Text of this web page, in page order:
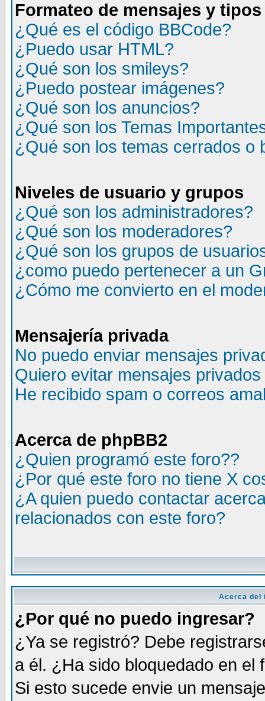
Formateo de mensajes y
¿Qué es el código BBCode?
¿Puedo usar HTML?
¿Qué son los smileys?
¿Puedo postear imágenes?
¿Qué son los anuncios?
¿Qué son los Temas
¿Qué son los temas cerrados o
Niveles de usuario y grupos
¿Qué son los administradores?
¿Qué son los moderadores?
¿Qué son los grupos de
¿como puedo pertenecer a un
¿Cómo me convierto en el
Mensajería privada
No puedo enviar mensajes
Quiero evitar mensajes
He recibido spam o correos
Acerca de phpBB2
¿Quien programó este foro??
¿Por qué este foro no tiene X
¿A quien puedo contactar
relacionados con este foro?
Acerca del
¿Por qué no puedo ingresar?
¿Ya se registró? Debe
a él. ¿Ha sido bloquedado en
Si esto sucede envie un